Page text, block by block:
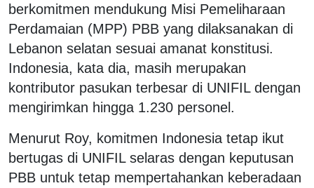
berkomitmen mendukung Misi Pemeliharaan
Perdamaian (MPP) PBB yang dilaksanakan di
Lebanon selatan sesuai amanat konstitusi.
Indonesia, kata dia, masih merupakan
kontributor pasukan terbesar di UNIFIL dengan
mengirimkan hingga 1.230 personel.
Menurut Roy, komitmen Indonesia tetap ikut
bertugas di UNIFIL selaras dengan keputusan
PBB untuk tetap mempertahankan keberadaan